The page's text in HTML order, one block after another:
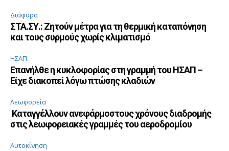
Διάφορα
ΣΤΑ.ΣΥ.: Ζητούν μέτρα για τη θερμική καταπόνηση
και τους συρμούς χωρίς κλιματισμό
ΗΣΑΠ
Επανήλθε η κυκλοφορίας στη γραμμή του ΗΣΑΠ –
Είχε διακοπεί λόγω πτώσης κλαδιών
Λεωφορεία
Καταγγέλλουν ανεφάρμοστους χρόνους διαδρομής
στις λεωφορειακές γραμμές του αεροδρομίου
Αυτοκίνηση